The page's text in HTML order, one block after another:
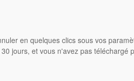
en quelques clics sous vos
jours, et vous n'avez pas téléchargé